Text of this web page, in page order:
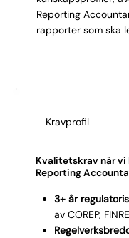
Reporting
rapporter som ska
Kravprofil
Kvalitetskrav när vi
Reporting
3+ år
av COREP,